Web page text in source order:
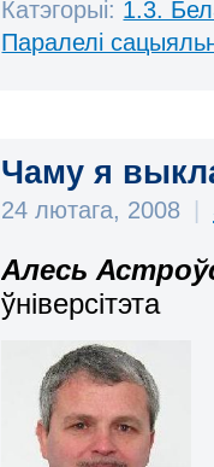
Катэгорыі: 1.3.
Паралелі
Чаму я
24 лютага, 2008
Алесь
ўніверсітэта